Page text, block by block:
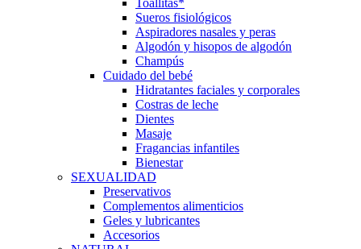
Toallitas*
Sueros fisiológicos
Aspiradores nasales y peras
Algodón y hisopos de algodón
Champús
Cuidado del bebé
Hidratantes faciales y corporales
Costras de leche
Dientes
Masaje
Fragancias infantiles
Bienestar
SEXUALIDAD
Preservativos
Complementos alimenticios
Geles y lubricantes
Accesorios